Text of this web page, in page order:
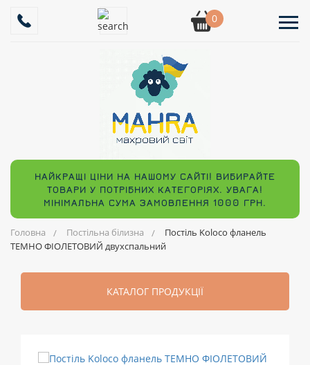
0
НАЙКРАЩІ ЦІНИ НА НАШОМУ САЙТІ! ВИБИРАЙТЕ
ТОВАРИ У ПОТРІБНИХ КАТЕГОРІЯХ. УВАГА!
МІНІМАЛЬНА СУМА ЗАМОВЛЕННЯ 1000 ГРН.
Головна Постільна білизна
Постіль Koloco фланель
ТЕМНО ФІОЛЕТОВИЙ двухспальний
КАТАЛОГ ПРОДУКЦІЇ